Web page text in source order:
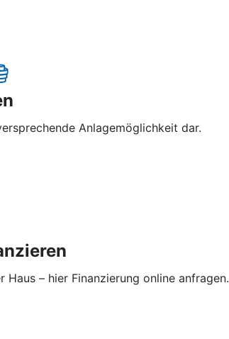
Anlagemöglichkeit dar.
Haus – hier Finanzierung online anfragen.